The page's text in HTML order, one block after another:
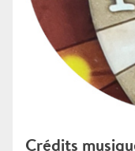
Crédits